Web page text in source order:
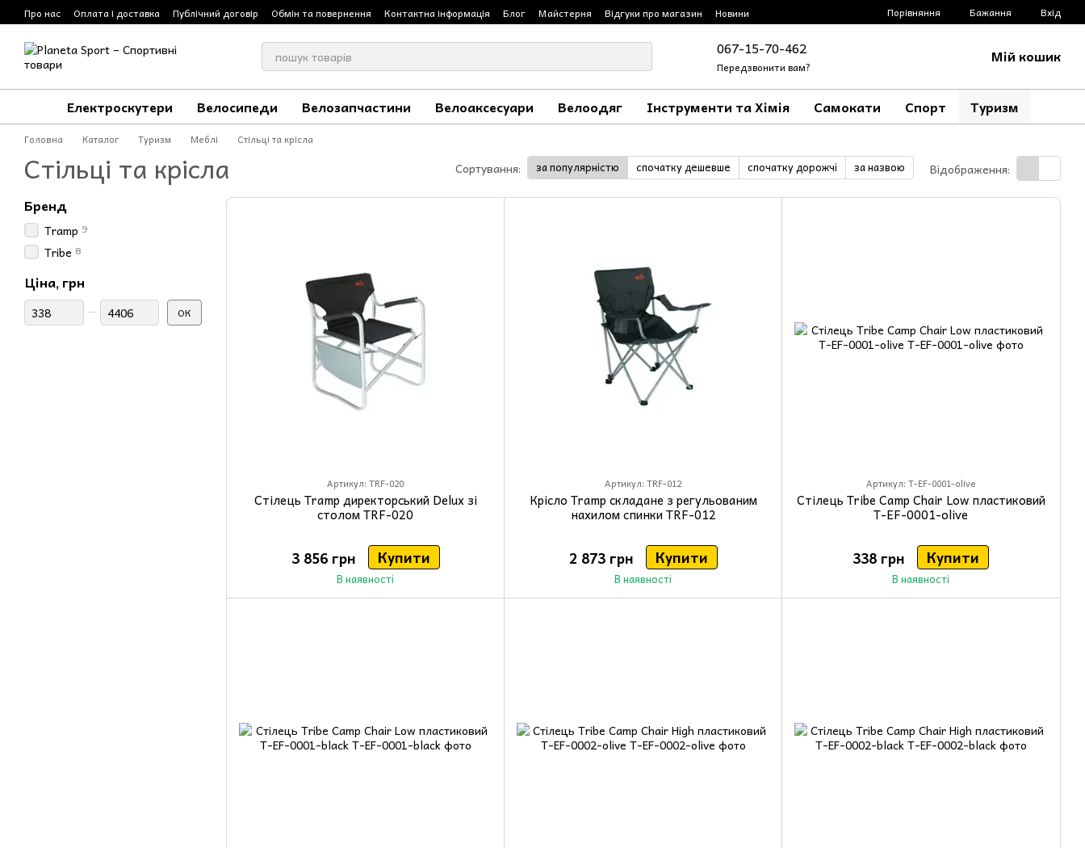
Перейти до основного контенту
Про нас Оплата і доставка Публічний договір Обмін та повернення Контактна інформація Блог Майстерня Відгуки про магазин Новини Порівняння Бажання Вхід
067-15-70-462
Передзвонити вам?
Мій кошик
Електроскутери Велосипеди Велозапчастини Велоаксесуари Велоодяг Інструменти та Хімія Самокати Спорт Туризм
Головна Каталог Туризм Меблі Стільці та крісла
Стільці та крісла Сортування: за популярністю спочатку дешевше спочатку дорожчі за назвою Відображення:
Артикул: TRF-020
Стілець Tramp директорський Delux зі
столом TRF-020
3 856 грн Купити
В наявності
Артикул: TRF-012
Крісло Tramp складане з регульованим
нахилом спинки TRF-012
2 873 грн Купити
В наявності
Артикул: T-EF-0001-olive
Стілець Tribe Camp Chair Low пластиковий
T-EF-0001-olive
338 грн Купити
В наявності
Бренд
Tramp 9
Tribe 8
Ціна, грн
Від Ціна, грн
До Ціна, грн ОК